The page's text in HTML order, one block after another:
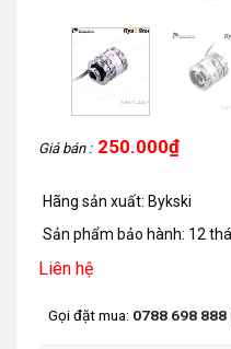
Giá bán : 250.000₫
Hãng sản xuất: Bykski
Sản phẩm bảo hành: 12
Liên hệ
Gọi đặt mua: 0788 698 888